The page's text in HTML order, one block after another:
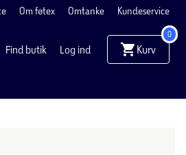
Om føtex Omtanke Kundeservice
Find butik Log ind Kurv
0